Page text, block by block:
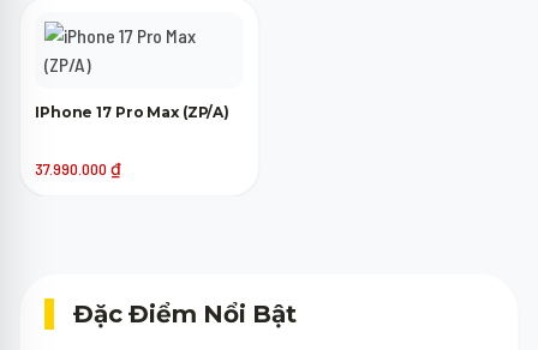
IPhone 17 Pro Max (ZP/A)
37.990.000 ₫
Đặc Điểm Nổi Bật